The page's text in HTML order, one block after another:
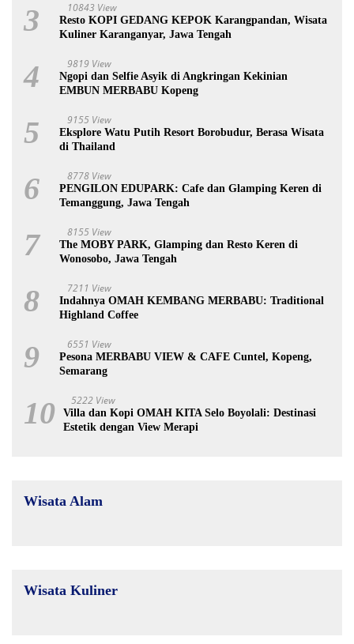
3 10843 View
Resto KOPI GEDANG KEPOK Karangpandan, Wisata
Kuliner Karanganyar, Jawa Tengah
4 9819 View
Ngopi dan Selfie Asyik di Angkringan Kekinian
EMBUN MERBABU Kopeng
5 9155 View
Eksplore Watu Putih Resort Borobudur, Berasa Wisata
di Thailand
6 8778 View
PENGILON EDUPARK: Cafe dan Glamping Keren di
Temanggung, Jawa Tengah
7 8155 View
The MOBY PARK, Glamping dan Resto Keren di
Wonosobo, Jawa Tengah
8 7211 View
Indahnya OMAH KEMBANG MERBABU: Traditional
Highland Coffee
9 6551 View
Pesona MERBABU VIEW & CAFE Cuntel, Kopeng,
Semarang
10 5222 View
Villa dan Kopi OMAH KITA Selo Boyolali: Destinasi
Estetik dengan View Merapi
Wisata Alam
Wisata Kuliner